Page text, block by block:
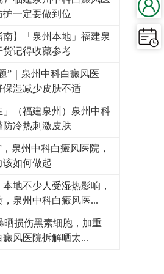
护一定要做到位
南】「泉州本地」福建泉
记得收藏参考
”｜泉州中科白癜风医
保湿减少皮肤不适
」（福建泉州）泉州中科
防冷热刺激皮肤
泉州中科白癜风医院，
该如何做起
地不少人受湿热影响，
泉州中科白癜风医...
晒损伤黑素细胞，加重
风医院拆解晒太...